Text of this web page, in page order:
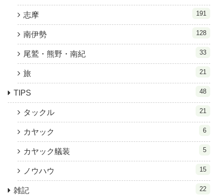
志摩 191
南伊勢 128
尾鷲・熊野・南紀 33
旅 21
TIPS 48
タックル 21
カヤック 6
カヤック艤装 5
ノウハウ 15
雑記 22